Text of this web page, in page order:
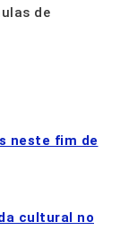
de
neste fim de
cultural no